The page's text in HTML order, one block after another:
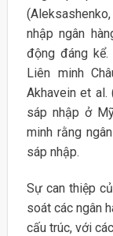
nhập ngân
động đáng
Liên minh
Akhavein et
sáp nhập ở
minh rằng
sáp nhập.
Sự can thiệp
soát các ngân
cấu trúc, với